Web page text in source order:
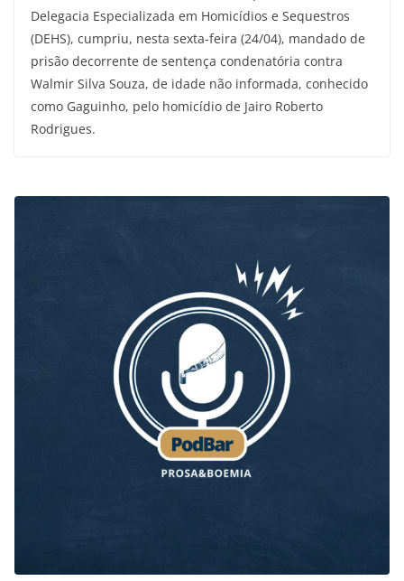
Delegacia Especializada em Homicídios e Sequestros
(DEHS), cumpriu, nesta sexta-feira (24/04), mandado de
prisão decorrente de sentença condenatória contra
Walmir Silva Souza, de idade não informada, conhecido
como Gaguinho, pelo homicídio de Jairo Roberto
Rodrigues.